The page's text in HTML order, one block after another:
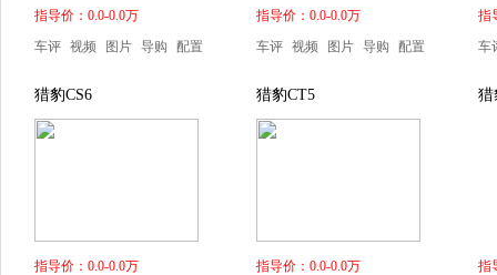
指导价：0.0-0.0万
车评 视频 图片 导购 配置
指导价：0.0-0.0万
车评 视频 图片 导购 配置
指
车
猎豹CS6
指导价：0.0-0.0万
猎豹CT5
指导价：0.0-0.0万
猎
指